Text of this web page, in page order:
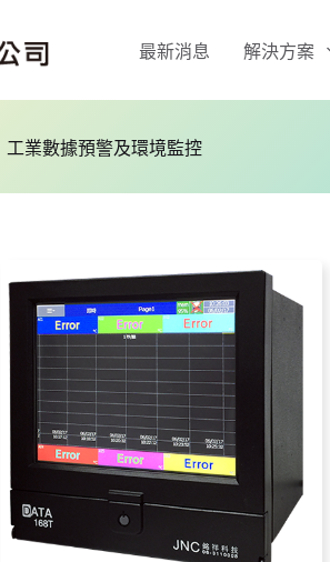
最新消息 解決方案
工業數據預警及環境監控